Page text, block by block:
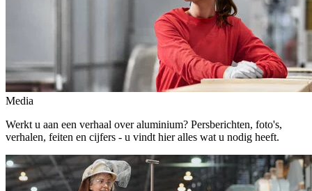
Media
Werkt u aan een verhaal over aluminium? Persberichten, foto's,
verhalen, feiten en cijfers - u vindt hier alles wat u nodig heeft.